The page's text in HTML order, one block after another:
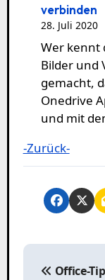
verbinden
28. Juli 2020
Wer kennt
Bilder und
gemacht,
Onedrive
und mit
-Zurück-
B
Office-